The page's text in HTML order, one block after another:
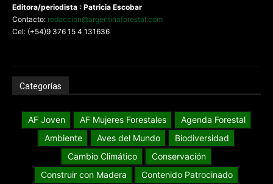
Editora/periodista : Patricia Escobar
Contacto: redaccion@argentinaforestal.com
Cel: (+54)9 376 15 4 131636
Categorías
AF Joven AF Mujeres Forestales
Agenda Forestal
Ambiente
Aves del Mundo
Biodiversidad
Cambio Climático
Conservación
Construir con Madera
Contenido Patrocinado